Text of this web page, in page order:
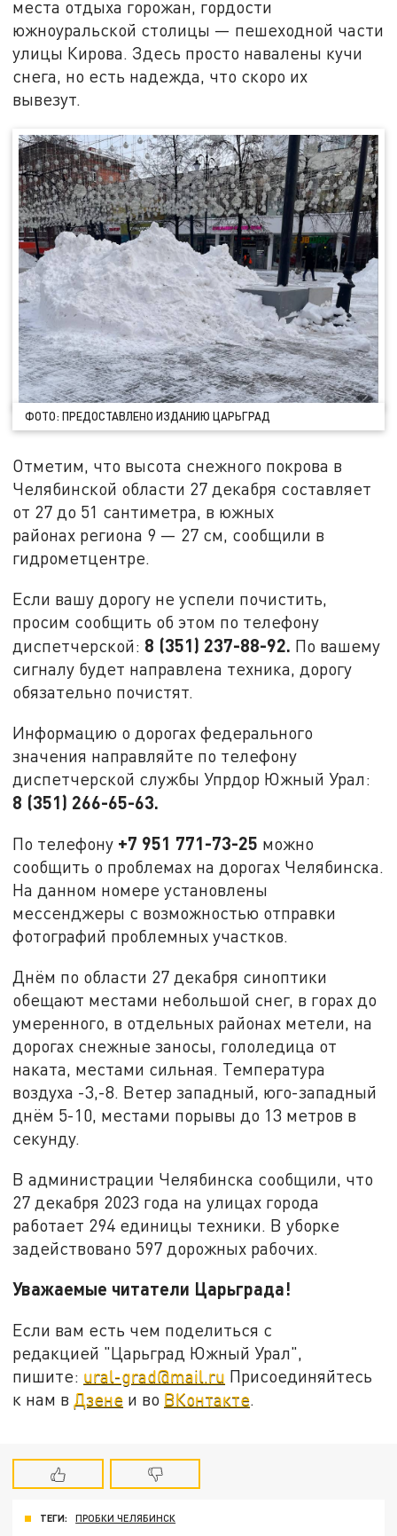
места отдыха горожан, гордости
южноуральской столицы — пешеходной части
улицы Кирова. Здесь просто навалены кучи
снега, но есть надежда, что скоро их
вывезут.
ФОТО: ПРЕДОСТАВЛЕНО ИЗДАНИЮ ЦАРЬГРАД
Отметим, что высота снежного покрова в
Челябинской области 27 декабря составляет
от 27 до 51 сантиметра, в южных
районах региона 9 — 27 см, сообщили в
гидрометцентре.
Если вашу дорогу не успели почистить,
просим сообщить об этом по телефону
диспетчерской: 8 (351) 237-88-92. По вашему
сигналу будет направлена техника, дорогу
обязательно почистят.
Информацию о дорогах федерального
значения направляйте по телефону
диспетчерской службы Упрдор Южный Урал:
8 (351) 266-65-63.
По телефону +7 951 771-73-25 можно
сообщить о проблемах на дорогах Челябинска.
На данном номере установлены
мессенджеры с возможностью отправки
фотографий проблемных участков.
Днём по области 27 декабря синоптики
обещают местами небольшой снег, в горах до
умеренного, в отдельных районах метели, на
дорогах снежные заносы, гололедица от
наката, местами сильная. Температура
воздуха -3,-8. Ветер западный, юго-западный
днём 5-10, местами порывы до 13 метров в
секунду.
В администрации Челябинска сообщили, что
27 декабря 2023 года на улицах города
работает 294 единицы техники. В уборке
задействовано 597 дорожных рабочих.
Уважаемые читатели Царьграда!
Если вам есть чем поделиться с
редакцией "Царьград Южный Урал",
пишите: ural-grad@mail.ru Присоединяйтесь
к нам в Дзене и во ВКонтакте.
ТЕГИ: ПРОБКИ ЧЕЛЯБИНСК